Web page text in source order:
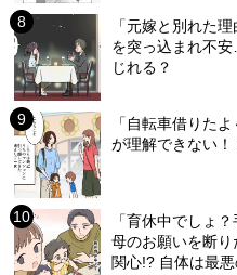
「元嫁と別れた
を突っ込まれ不
じれる？
「自転車借りた
が理解できない
「育休中でしょ
母のお願いを断
関心!? 自体は最